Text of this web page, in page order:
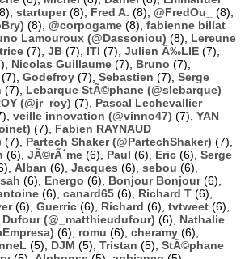
startuper(8), Fred A. (8), @FredOu_
(8),
(8), @corpogame (8), fabienne billat
Lamouroux (@Dassoniou) (8), Lereune
(7), JB (7), ITI (7), Julien Ã‰LIE (7),
Nicolas Guillaume (7), Bruno (7),
(7), Godefroy (7), Sebastien (7), Serge
(7), Lebarque StÃ©phane (@slebarque)
(@jr_roy) (7), Pascal Lechevallier
veille innovation (@vinno47) (7), YAN
(7), Fabien RAYNAUD
(7), Partech Shaker (@PartechShaker) (7),
(6), JÃ©rÃ´me (6), Paul (6), Eric (6), Serge
Alban (6), Jacques (6), sebou (6),
(6), Energo (6), Bonjour Bonjour(6),
(6), canard65 (6), Richard T (6),
(6), Guerric (6), Richard (6), tvtweet (6),
(@_matthieudufour) (6), Nathalie
(6), romu (6), cheramy (6),
(5), DJM (5), Tristan (5), StÃ©phane